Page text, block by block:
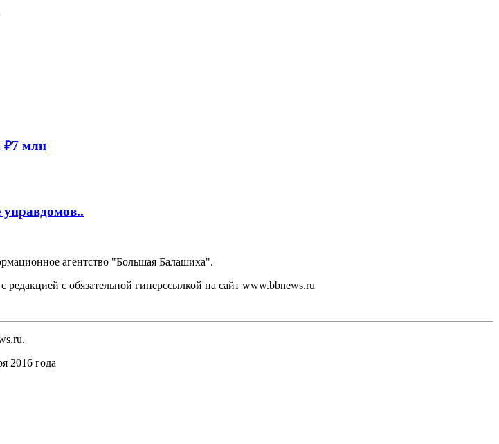
₽7 млн
агентство "Большая Балашиха".
редакцией с обязательной гиперссылкой на сайт www.bbnews.ru
2016 года